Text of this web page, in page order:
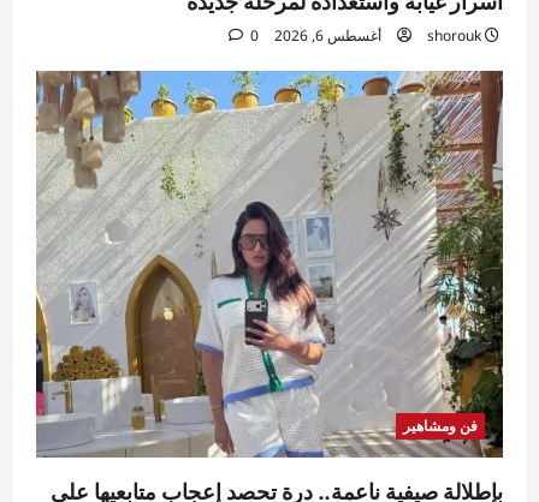
shorouk أغسطس 6, 2026 0
فن ومشاهير
بإطلالة صيفية ناعمة.. درة تحصد إعجاب متابعيها على